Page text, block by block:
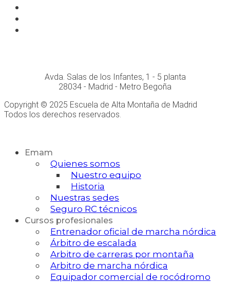
Avda. Salas de los Infantes, 1 - 5 planta
28034 - Madrid - Metro Begoña
Copyright © 2025 Escuela de Alta Montaña de Madrid
Todos los derechos reservados.
Emam
Quienes somos
Nuestro equipo
Historia
Nuestras sedes
Seguro RC técnicos
Cursos profesionales
Entrenador oficial de marcha nórdica
Árbitro de escalada
Arbitro de carreras por montaña
Arbitro de marcha nórdica
Equipador comercial de rocódromo